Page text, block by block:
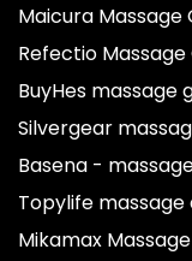
Maicura Massage
Refectio
BuyHes massage
Silvergear
Basena -
Topylife
Mikamax